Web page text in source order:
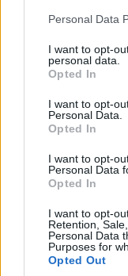
Please note that
not limited to your
grant or deny
use your data for
consent section.
Personal Data
I want to opt-
personal data.
Opted In
I want to opt-
Personal Data.
Opted In
I want to opt-
Personal Data
Opted In
I want to opt-
Retention,
Personal Data
Purposes for
Opted Out